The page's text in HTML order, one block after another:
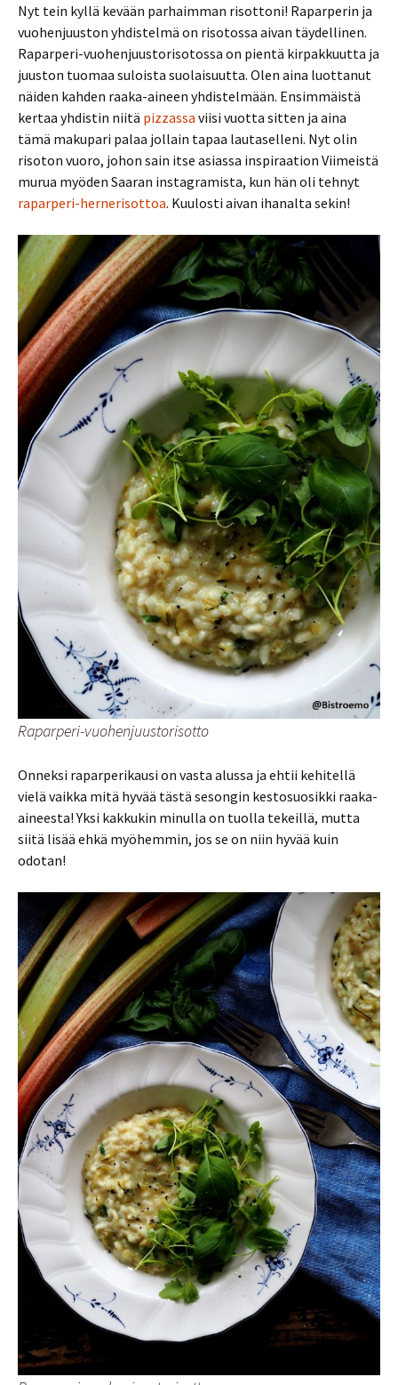
Nyt tein kyllä kevään parhaimman risottoni! Raparperin ja
vuohenjuuston yhdistelmä on risotossa aivan täydellinen.
Raparperi-vuohenjuustorisotossa on pientä kirpakkuutta ja
juuston tuomaa suloista suolaisuutta. Olen aina luottanut
näiden kahden raaka-aineen yhdistelmään. Ensimmäistä
kertaa yhdistin niitä pizzassa viisi vuotta sitten ja aina
tämä makupari palaa jollain tapaa lautaselleni. Nyt olin
risoton vuoro, johon sain itse asiassa inspiraation Viimeistä
murua myöden Saaran instagramista, kun hän oli tehnyt
raparperi-hernerisottoa. Kuulosti aivan ihanalta sekin!
Raparperi-vuohenjuustorisotto
Onneksi raparperikausi on vasta alussa ja ehtii kehitellä
vielä vaikka mitä hyvää tästä sesongin kestosuosikki raaka-
aineesta! Yksi kakkukin minulla on tuolla tekeillä, mutta
siitä lisää ehkä myöhemmin, jos se on niin hyvää kuin
odotan!